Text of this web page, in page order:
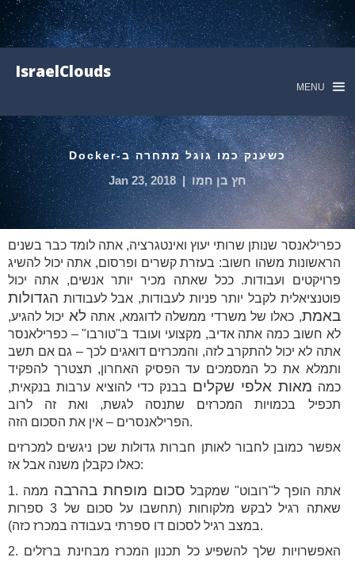
IsraelClouds
MENU
כשענק כמו גוגל מתחרה ב-Docker
חץ בן חמו |
Jan 23, 2018
כפרילאנסר שנותן שרותי יעוץ ואינטגרציה, אתה לומד כבר בשנים
הראשונות משהו חשוב: בעזרת קשרים ופרסום, אתה יכול להשיג
פרויקטים ועבודות. ככל שאתה מכיר יותר אנשים, אתה יכול
פוטנציאלית לקבל יותר פניות לעבודות, אבל לעבודות הגדולות
באמת, כאלו של משרדי ממשלה לדוגמא, אתה לא יכול להגיע,
לא חשוב כמה אתה אדיב, מקצועי ועובד ב"טורבו" – כפרילאנסר
אתה לא יכול להתקרב לזה, והמכרזים דואגים לכך – גם אם תשב
ותמלא את כל המסמכים עד הפסיק האחרון, תצטרך להפקיד
כמה מאות אלפי שקלים בבנק כדי להוציא ערבות בנקאית,
תכפיל בכמויות המכרזים שתנסה לגשת, ואת זה לרוב
הפרילאנסרים – אין את הסכום הזה.
אפשר כמובן לחבור לאותן חברות גדולות שכן ניגשים למכרזים
כאלו כקבלן משנה אבל אז:
1. אתה הופך ל"רובוט" שמקבל סכום מופחת בהרבה ממה
שאתה רגיל לבקש מלקוחות (תחשבו על סכום של 3 ספרות
במצב רגיל לסכום דו ספרתי בעבודה במכרז כזה).
2. האפשרויות שלך להשפיע כל תכנון המכרז מבחינת ברזלים